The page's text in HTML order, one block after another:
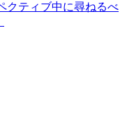
クティブ中に尋ねるべ